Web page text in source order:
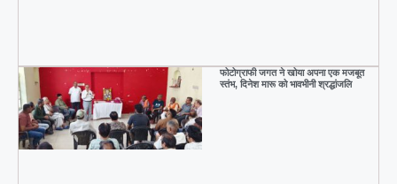
फोटोग्राफी जगत ने खोया अपना एक मजबूत
स्तंभ, दिनेश मारू को भावभीनी श्रद्धांजलि